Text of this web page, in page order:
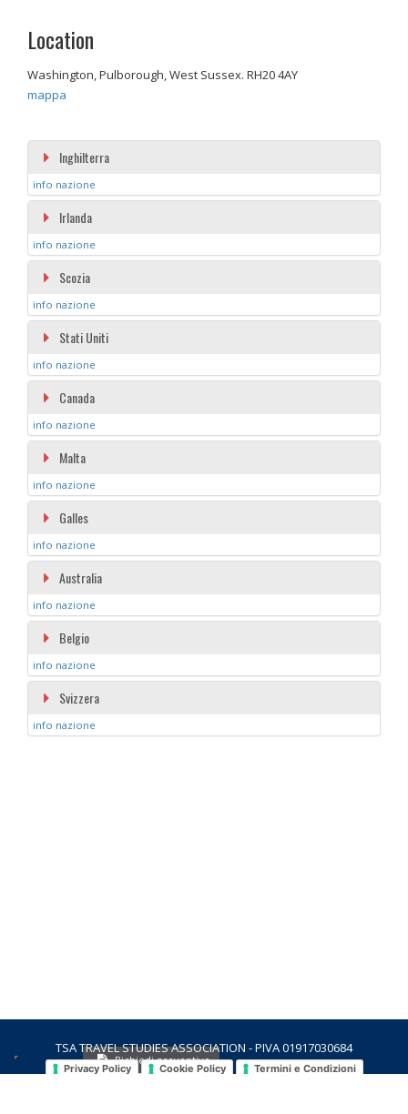
Inghilterra
info nazione
Irlanda
info nazione
Scozia
info nazione
Stati Uniti
info nazione
Canada
info nazione
Malta
info nazione
Galles
info nazione
Australia
info nazione
Belgio
info nazione
Svizzera
info nazione
Location
Washington, Pulborough, West Sussex. RH20 4AY
mappa
Richiedi preventivo
TSA TRAVEL STUDIES ASSOCIATION - PIVA 01917030684
Privacy Policy Cookie Policy Termini e Condizioni